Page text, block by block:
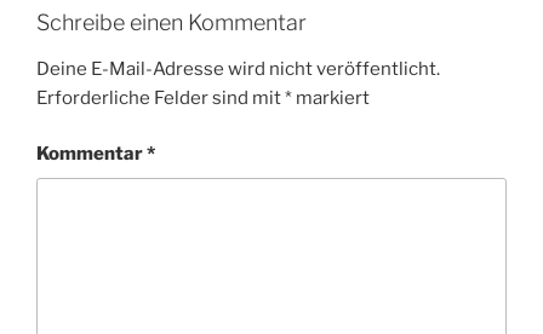
Schreibe einen Kommentar
Deine E-Mail-Adresse wird nicht veröffentlicht.
Erforderliche Felder sind mit* markiert
Kommentar*